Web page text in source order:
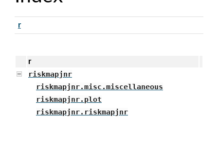
r
r
riskmapjnr
riskmapjnr.misc.miscellaneous
riskmapjnr.plot
riskmapjnr.riskmapjnr